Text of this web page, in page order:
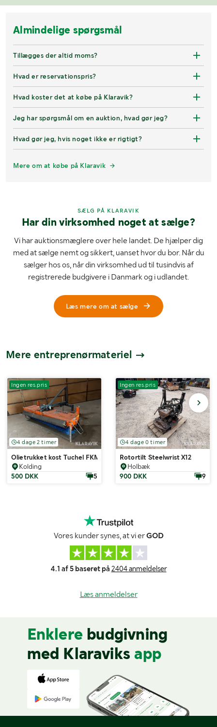
Almindelige spørgsmål
Tillægges der altid moms?
Hvad er reservationspris?
Hvad koster det at købe på Klaravik?
Jeg har spørgsmål om en auktion, hvad gør jeg?
Hvad gør jeg, hvis noget ikke er rigtigt?
Mere om at købe på Klaravik
SÆLG PÅ KLARAVIK
Har din virksomhed noget at sælge?
Vi har auktionsmæglere over hele landet. De hjælper dig
med at sælge nemt og sikkert, uanset hvor du bor. Når du
sælger hos os, når din virksomhed ud til tusindvis af
registrerede budgivere i Danmark og i udlandet.
Læs mere om at sælge
Mere entreprenørmateriel
Ingen res.pris
4 dage 2 timer
Olietrukket kost Tuchel FKM 230 HDS 520
Kolding
500 DKK
5
Ingen res.pris
4 dage 0 timer
Rotortilt Steelwrist X12
Holbæk
900 DKK
9
Vores kunder synes, at vi erGOD
4.1 af 5 baseret på 2404 anmeldelser
Læs anmeldelser
Enklere budgivning
med Klaraviks app